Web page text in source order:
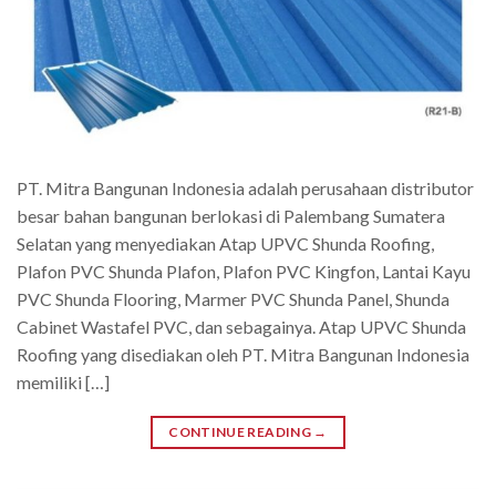
PT. Mitra Bangunan Indonesia adalah perusahaan distributor
besar bahan bangunan berlokasi di Palembang Sumatera
Selatan yang menyediakan Atap UPVC Shunda Roofing,
Plafon PVC Shunda Plafon, Plafon PVC Kingfon, Lantai Kayu
PVC Shunda Flooring, Marmer PVC Shunda Panel, Shunda
Cabinet Wastafel PVC, dan sebagainya. Atap UPVC Shunda
Roofing yang disediakan oleh PT. Mitra Bangunan Indonesia
memiliki […]
CONTINUE READING →